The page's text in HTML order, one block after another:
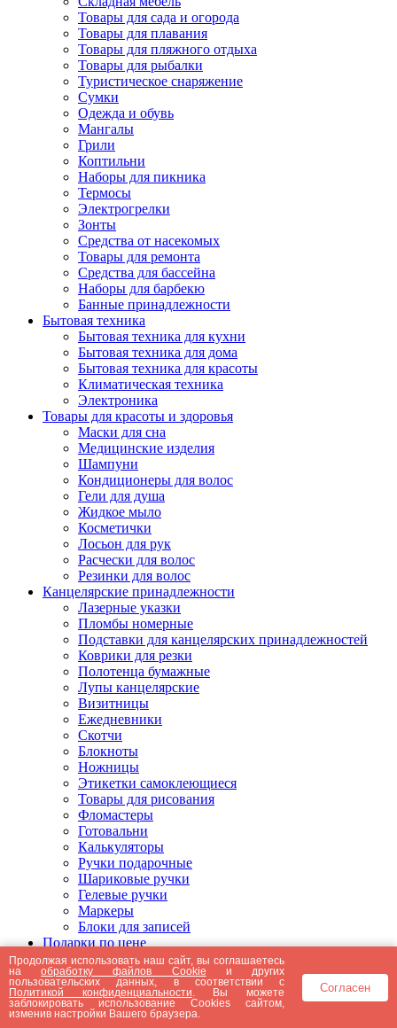
Товары для сада и огорода
Товары для плавания
Товары для пляжного отдыха
Товары для рыбалки
Туристическое снаряжение
Сумки
Одежда и обувь
Мангалы
Грили
Коптильни
Наборы для пикника
Термосы
Электрогрелки
Зонты
Средства от насекомых
Товары для ремонта
Средства для бассейна
Наборы для барбекю
Банные принадлежности
Бытовая техника
Бытовая техника для кухни
Бытовая техника для дома
Бытовая техника для красоты
Климатическая техника
Электроника
Товары для красоты и здоровья
Маски для сна
Медицинские изделия
Шампуни
Кондиционеры для волос
Гели для душа
Жидкое мыло
Косметички
Лосьон для рук
Расчески для волос
Резинки для волос
Канцелярские принадлежности
Лазерные указки
Пломбы номерные
Подставки для канцелярских принадлежностей
Коврики для резки
Полотенца бумажные
Лупы канцелярские
Визитницы
Ежедневники
Скотчи
Блокноты
Ножницы
Этикетки самоклеющиеся
Товары для рисования
Фломастеры
Готовальни
Калькуляторы
Ручки подарочные
Шариковые ручки
Гелевые ручки
Маркеры
Блоки для записей
Подарки по цене
Подарки от 5000 рублей
Подарки до 5000 рублей
Подарки до 3000 рублей
Подарки до 2000 рублей
Подарки до 1000 рублей
Продолжая использовать наш сайт, вы соглашаетесь
наобработку файлов Cookie и других
пользовательских данных, в соответствии с
Политикой конфиденциальности . Вы можете
заблокировать использование Cookies сайтом,
изменив настройки Вашего браузера.
Согласен